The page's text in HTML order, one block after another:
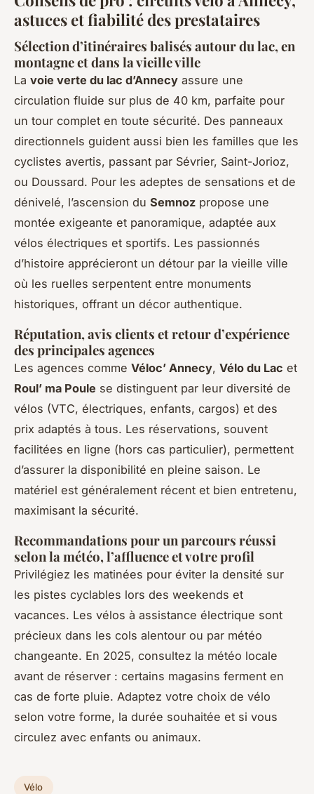
astuces et fiabilité des prestataires
Sélection d’itinéraires balisés autour du lac, en
montagne et dans la vieille ville
La voie verte du lac d’Annecy assure une
circulation fluide sur plus de 40 km, parfaite pour
un tour complet en toute sécurité. Des panneaux
directionnels guident aussi bien les familles que les
cyclistes avertis, passant par Sévrier, Saint-Jorioz,
ou Doussard. Pour les adeptes de sensations et de
dénivelé, l’ascension du Semnoz propose une
montée exigeante et panoramique, adaptée aux
vélos électriques et sportifs. Les passionnés
d’histoire apprécieront un détour par la vieille ville
où les ruelles serpentent entre monuments
historiques, offrant un décor authentique.
Réputation, avis clients et retour d’expérience
des principales agences
Les agences comme Véloc’ Annecy, Vélo du Lac et
Roul’ ma Poule se distinguent par leur diversité de
vélos (VTC, électriques, enfants, cargos) et des
prix adaptés à tous. Les réservations, souvent
facilitées en ligne (hors cas particulier), permettent
d’assurer la disponibilité en pleine saison. Le
matériel est généralement récent et bien entretenu,
maximisant la sécurité.
Recommandations pour un parcours réussi
selon la météo, l’affluence et votre profil
Privilégiez les matinées pour éviter la densité sur
les pistes cyclables lors des weekends et
vacances. Les vélos à assistance électrique sont
précieux dans les cols alentour ou par météo
changeante. En 2025, consultez la météo locale
avant de réserver : certains magasins ferment en
cas de forte pluie. Adaptez votre choix de vélo
selon votre forme, la durée souhaitée et si vous
circulez avec enfants ou animaux.
Vélo